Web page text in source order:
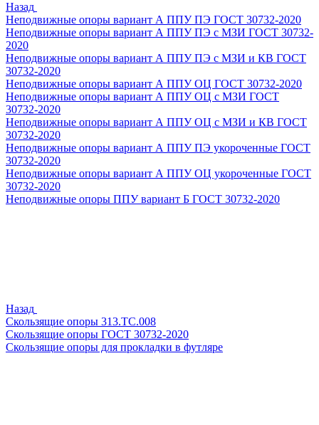
Назад
Неподвижные опоры вариант А ППУ ПЭ ГОСТ 30732-2020
Неподвижные опоры вариант А ППУ ПЭ с МЗИ ГОСТ 30732-
2020
Неподвижные опоры вариант А ППУ ПЭ с МЗИ и КВ ГОСТ
30732-2020
Неподвижные опоры вариант А ППУ ОЦ ГОСТ 30732-2020
Неподвижные опоры вариант А ППУ ОЦ с МЗИ ГОСТ
30732-2020
Неподвижные опоры вариант А ППУ ОЦ с МЗИ и КВ ГОСТ
30732-2020
Неподвижные опоры вариант А ППУ ПЭ укороченные ГОСТ
30732-2020
Неподвижные опоры вариант А ППУ ОЦ укороченные ГОСТ
30732-2020
Неподвижные опоры ППУ вариант Б ГОСТ 30732-2020
Назад
Скользящие опоры 313.ТС.008
Скользящие опоры ГОСТ 30732-2020
Скользящие опоры для прокладки в футляре